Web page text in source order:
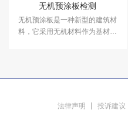
无机预涂板检测
无机预涂板是一种新型的建筑材
料，它采用无机材料作为基材，
涂板检测服务，具备CMA、
法律声明 投诉建议